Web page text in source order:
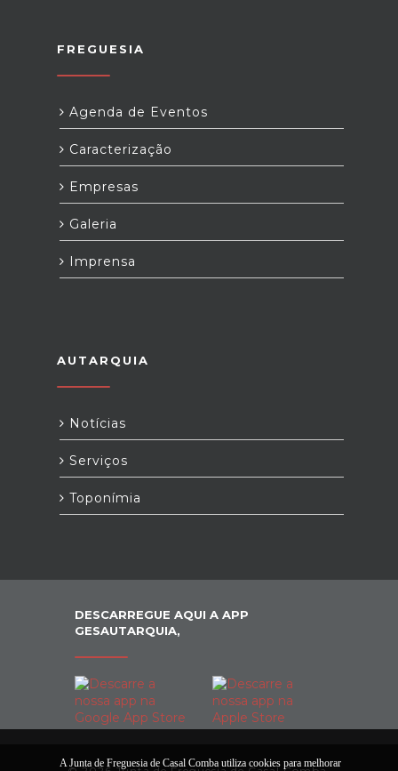
FREGUESIA
Agenda de Eventos
Caracterização
Empresas
Galeria
Imprensa
AUTARQUIA
Notícias
Serviços
Toponímia
DESCARREGUE AQUI A APP
GESAUTARQUIA,
A Junta de Freguesia de Casal Comba utiliza cookies para melhorar